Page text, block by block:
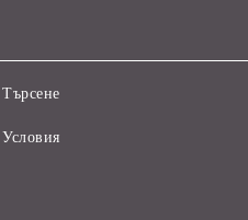
Търсене
Условия